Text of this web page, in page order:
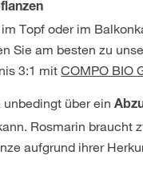
Topf oder im
Sie am besten zu
3:1 mitCOMPO BIO
unbedingt über ein
Rosmarin braucht
aufgrund ihrer